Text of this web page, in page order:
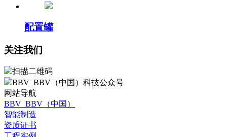
配置罐
关注我们
扫描二维码
BBV_BBV（中国）科技公众号
网站导航
BBV_BBV（中国）
智能制造
资质证书